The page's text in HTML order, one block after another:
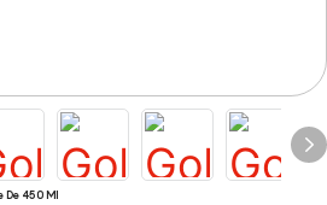
De 450 Ml